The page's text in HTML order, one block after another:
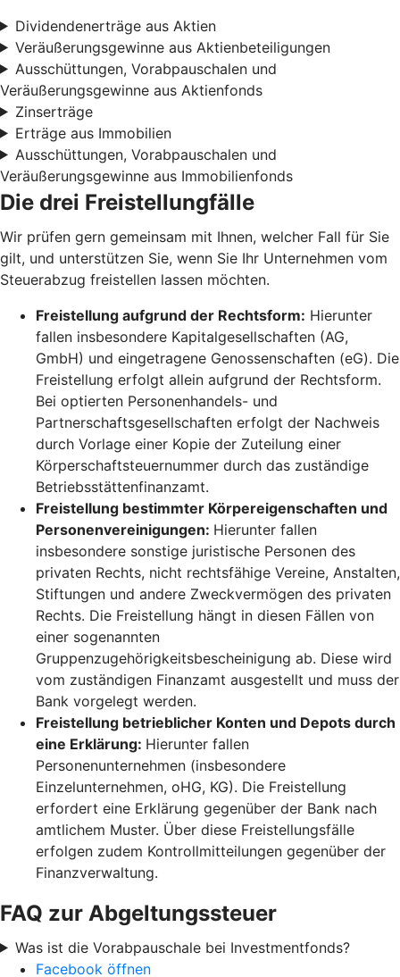
Dividendenerträge aus Aktien
Veräußerungsgewinne aus Aktienbeteiligungen
Ausschüttungen, Vorabpauschalen und
Veräußerungsgewinne aus Aktienfonds
Zinserträge
Erträge aus Immobilien
Ausschüttungen, Vorabpauschalen und
Veräußerungsgewinne aus Immobilienfonds
Die drei Freistellungfälle
Wir prüfen gern gemeinsam mit Ihnen, welcher Fall für Sie
gilt, und unterstützen Sie, wenn Sie Ihr Unternehmen vom
Steuerabzug freistellen lassen möchten.
Freistellung aufgrund der Rechtsform: Hierunter
fallen insbesondere Kapitalgesellschaften (AG,
GmbH) und eingetragene Genossenschaften (eG). Die
Freistellung erfolgt allein aufgrund der Rechtsform.
Bei optierten Personenhandels- und
Partnerschaftsgesellschaften erfolgt der Nachweis
durch Vorlage einer Kopie der Zuteilung einer
Körperschaftsteuernummer durch das zuständige
Betriebsstättenfinanzamt.
Freistellung bestimmter Körpereigenschaften und
Personenvereinigungen: Hierunter fallen
insbesondere sonstige juristische Personen des
privaten Rechts, nicht rechtsfähige Vereine, Anstalten,
Stiftungen und andere Zweckvermögen des privaten
Rechts. Die Freistellung hängt in diesen Fällen von
einer sogenannten
Gruppenzugehörigkeitsbescheinigung ab. Diese wird
vom zuständigen Finanzamt ausgestellt und muss der
Bank vorgelegt werden.
Freistellung betrieblicher Konten und Depots durch
eine Erklärung: Hierunter fallen
Personenunternehmen (insbesondere
Einzelunternehmen, oHG, KG). Die Freistellung
erfordert eine Erklärung gegenüber der Bank nach
amtlichem Muster. Über diese Freistellungsfälle
erfolgen zudem Kontrollmitteilungen gegenüber der
Finanzverwaltung.
FAQ zur Abgeltungssteuer
Was ist die Vorabpauschale bei Investmentfonds?
Facebook öffnen